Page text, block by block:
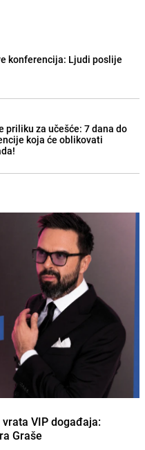
konferencija: Ljudi poslije
priliku za učešće: 7 dana do
koja će oblikovati
VIP događaja:
Graše